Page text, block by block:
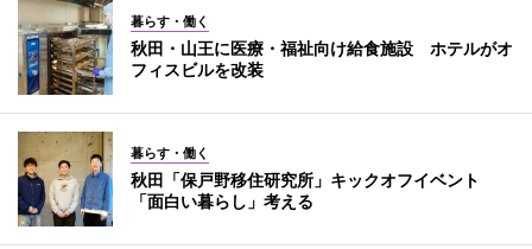
暮らす・働く
秋田・山王に医療・福祉向け給食施設 ホテルがオ
フィスビルを改装
暮らす・働く
秋田「保戸野移住研究所」キックオフイベント
「面白い暮らし」考える